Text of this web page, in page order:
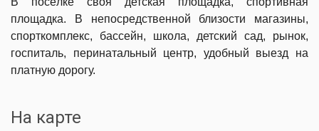
площадка. В непосредственной близости магазины,
спорткомплекс, бассейн, школа, детский сад, рынок,
госпиталь, перинатальный центр, удобный выезд на
платную дорогу.
На карте